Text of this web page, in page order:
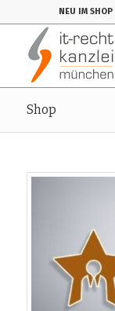
NEU IM SHOP
Shop